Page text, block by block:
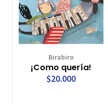
Birabiro
¡Como quería!
$20.000